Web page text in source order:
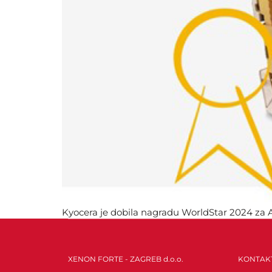
Kyocera je dobila nagradu WorldStar 2024
XENON FORTE - ZAGREB d.o.o.